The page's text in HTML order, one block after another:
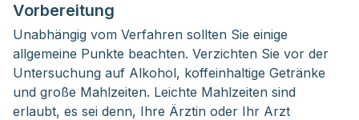
Vorbereitung
Unabhängig vom Verfahren sollten Sie einige
allgemeine Punkte beachten. Verzichten Sie vor der
Untersuchung auf Alkohol, koffeinhaltige Getränke
und große Mahlzeiten. Leichte Mahlzeiten sind
erlaubt, es sei denn, Ihre Ärztin oder Ihr Arzt